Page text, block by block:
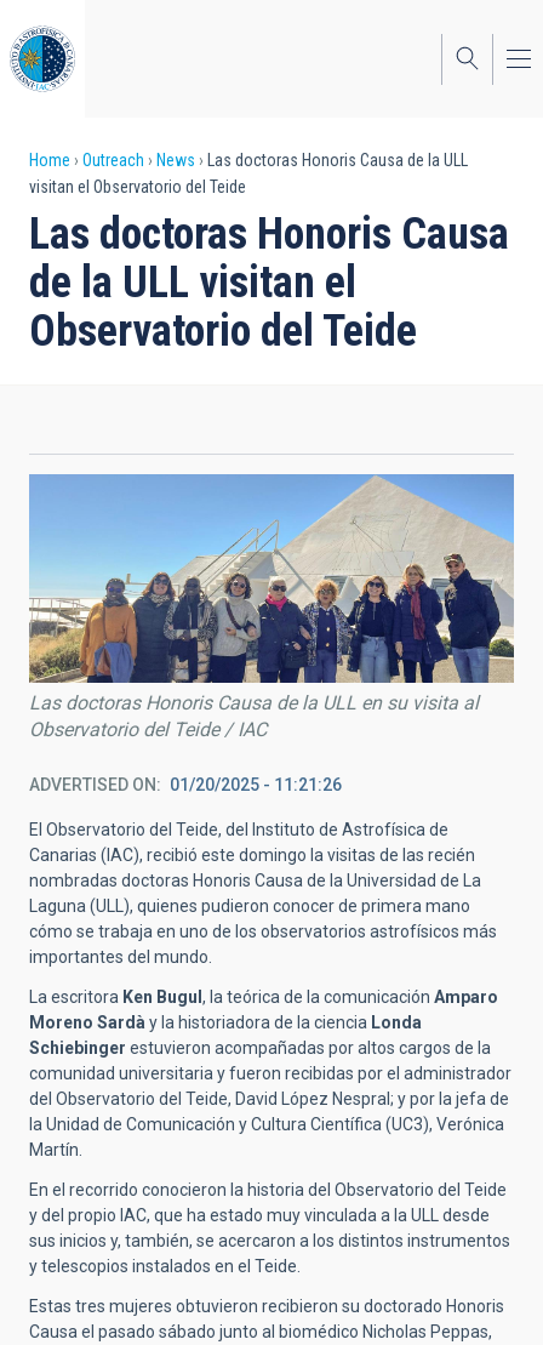
to
main
content
Breadcrumb
Home Outreach News
Las doctoras Honoris Causa de la ULL
visitan el Observatorio del Teide
Las doctoras Honoris Causa
de la ULL visitan el
Observatorio del Teide
Las doctoras Honoris Causa de la ULL en su visita al
Observatorio del Teide / IAC
ADVERTISED ON 01/20/2025 - 11:21:26
El Observatorio del Teide, del Instituto de Astrofísica de
Canarias (IAC), recibió este domingo la visitas de las recién
nombradas doctoras Honoris Causa de la Universidad de La
Laguna (ULL), quienes pudieron conocer de primera mano
cómo se trabaja en uno de los observatorios astrofísicos más
importantes del mundo.
La escritora Ken Bugul, la teórica de la comunicación Amparo
Moreno Sardà y la historiadora de la ciencia Londa
Schiebinger estuvieron acompañadas por altos cargos de la
comunidad universitaria y fueron recibidas por el administrador
del Observatorio del Teide, David López Nespral; y por la jefa de
la Unidad de Comunicación y Cultura Científica (UC3), Verónica
Martín.
En el recorrido conocieron la historia del Observatorio del Teide
y del propio IAC, que ha estado muy vinculada a la ULL desde
sus inicios y, también, se acercaron a los distintos instrumentos
y telescopios instalados en el Teide.
Estas tres mujeres obtuvieron recibieron su doctorado Honoris
Causa el pasado sábado junto al biomédico Nicholas Peppas,